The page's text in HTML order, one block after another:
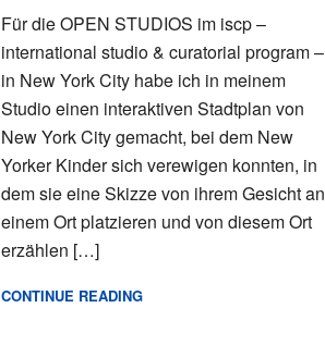
Für die OPEN STUDIOS im iscp –
international studio & curatorial program –
in New York City habe ich in meinem
Studio einen interaktiven Stadtplan von
New York City gemacht, bei dem New
Yorker Kinder sich verewigen konnten, in
dem sie eine Skizze von ihrem Gesicht an
einem Ort platzieren und von diesem Ort
erzählen […]
CONTINUE READING